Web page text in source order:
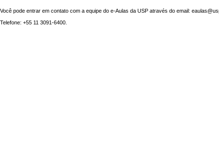
Você pode entrar em contato com a equipe do e-Aulas da USP através do email:
Telefone: +55 11 3091-6400.